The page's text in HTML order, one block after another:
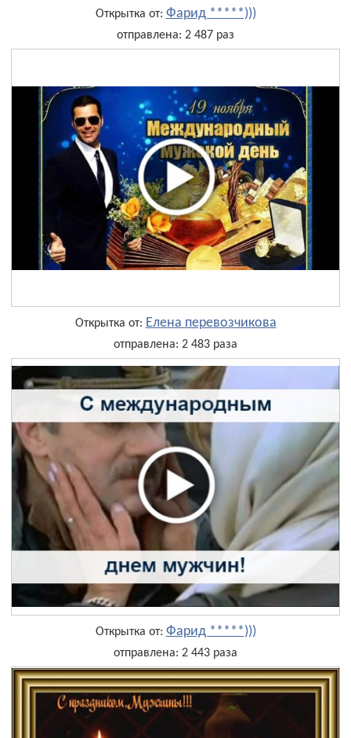
Открытка от: Фарид *****)))
отправлена: 2 487 раз
Открытка от: Елена перевозчикова
отправлена: 2 483 раза
Открытка от: Фарид *****)))
отправлена: 2 443 раза